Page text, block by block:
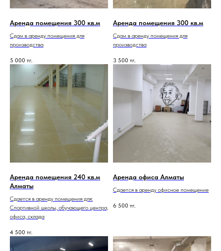
Аренда помещения 300 кв.м
Сдам в аренду помещения для
производства
5 000 тг.
Аренда помещения 300 кв.м
Сдам в аренду помещения для
производства
3 500 тг.
Аренда помещения 240 кв.м
Алматы
Сдается в аренду помещения для:
Спортивной школы, обучающего центра,
офиса, склада
4 500 тг.
Аренда офиса Алматы
Сдается в аренду офисное помещение
6 500 тг.